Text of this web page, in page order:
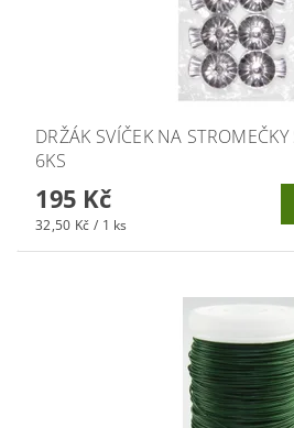
DRŽÁK SVÍČEK NA
6KS
195 Kč
32,50 Kč / 1 ks